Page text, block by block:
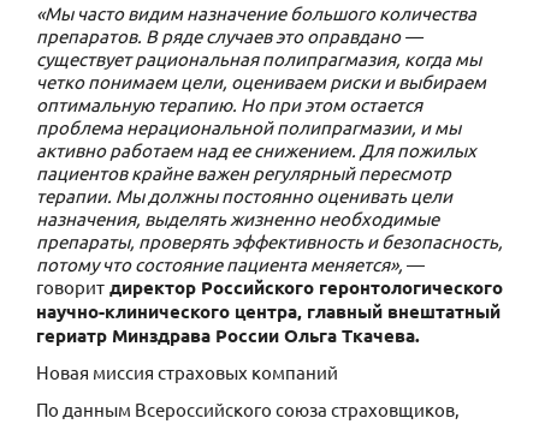
«Мы часто видим назначение большого количества
препаратов. В ряде случаев это оправдано —
существует рациональная полипрагмазия, когда мы
четко понимаем цели, оцениваем риски и выбираем
оптимальную терапию. Но при этом остается
проблема нерациональной полипрагмазии, и мы
активно работаем над ее снижением. Для пожилых
пациентов крайне важен регулярный пересмотр
терапии. Мы должны постоянно оценивать цели
назначения, выделять жизненно необходимые
препараты, проверять эффективность и безопасность,
потому что состояние пациента меняется», —
говорит директор Российского геронтологического
научно-клинического центра, главный внештатный
гериатр Минздрава России Ольга Ткачева.
Новая миссия страховых компаний
По данным Всероссийского союза страховщиков,